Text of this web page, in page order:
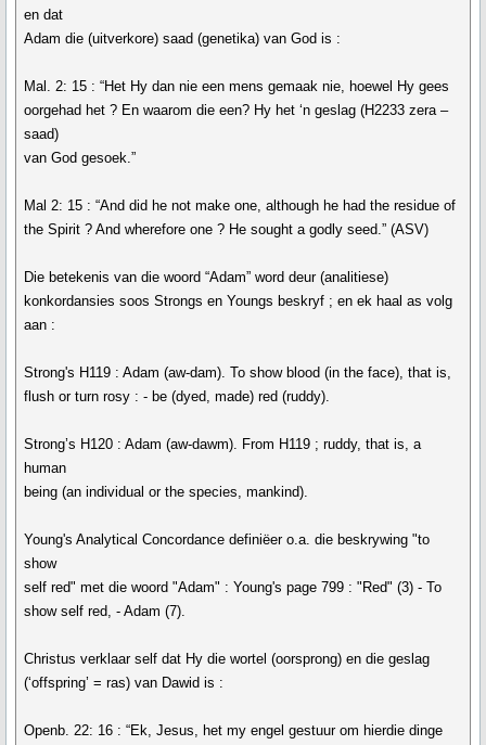
en dat
Adam die (uitverkore) saad (genetika) van God is :
Mal. 2: 15 : “Het Hy dan nie een mens gemaak nie, hoewel Hy gees
oorgehad het ? En waarom die een? Hy het ‘n geslag (H2233 zera –
saad)
van God gesoek.”
Mal 2: 15 : “And did he not make one, although he had the residue of
the Spirit ? And wherefore one ? He sought a godly seed.” (ASV)
Die betekenis van die woord “Adam” word deur (analitiese)
konkordansies soos Strongs en Youngs beskryf ; en ek haal as volg
aan :
Strong's H119 : Adam (aw-dam). To show blood (in the face), that is,
flush or turn rosy : - be (dyed, made) red (ruddy).
Strong’s H120 : Adam (aw-dawm). From H119 ; ruddy, that is, a
human
being (an individual or the species, mankind).
Young's Analytical Concordance definiëer o.a. die beskrywing "to
show
self red" met die woord "Adam" : Young's page 799 : "Red" (3) - To
show self red, - Adam (7).
Christus verklaar self dat Hy die wortel (oorsprong) en die geslag
(‘offspring’ = ras) van Dawid is :
Openb. 22: 16 : “Ek, Jesus, het my engel gestuur om hierdie dinge